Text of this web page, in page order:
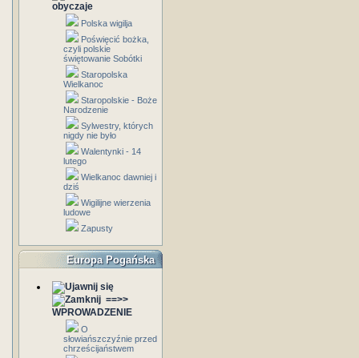
obyczaje
Polska wigilja
Poświęcić bożka,
czyli polskie
świętowanie Sobótki
Staropolska
Wielkanoc
Staropolskie - Boże
Narodzenie
Sylwestry, których
nigdy nie było
Walentynki - 14
lutego
Wielkanoc dawniej i
dziś
Wigilijne wierzenia
ludowe
Zapusty
Europa Pogańska
==>>
WPROWADZENIE
O
słowiańszczyźnie przed
chrześcijaństwem